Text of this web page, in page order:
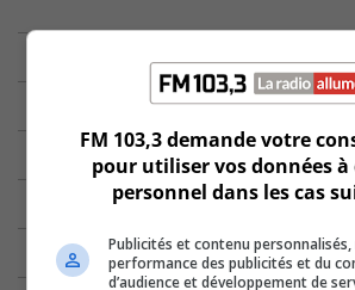
FM 103,3 demande votre
pour utiliser vos données à
personnel dans les cas
Publicités et contenu
performance des publicités et du
d’audience et développement de